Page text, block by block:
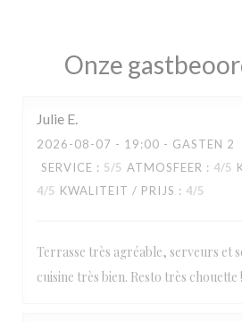
Onze
Julie E
2026-08-07 - 19:00 - GASTEN 2
SERVICE : 5/5 ATMOSFEER : 4/5
4/5 KWALITEIT / PRIJS : 4/5
Terrasse très agréable, serveurs et
cuisine très bien. Resto très chouette !